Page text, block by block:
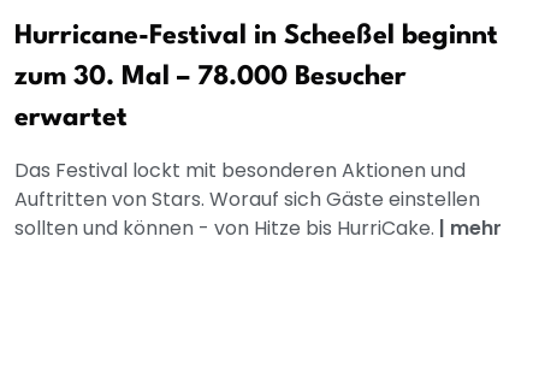
Hurricane-Festival in Scheeßel beginnt
zum 30. Mal – 78.000 Besucher
erwartet
Das Festival lockt mit besonderen Aktionen und
Auftritten von Stars. Worauf sich Gäste einstellen
sollten und können - von Hitze bis HurriCake. | mehr